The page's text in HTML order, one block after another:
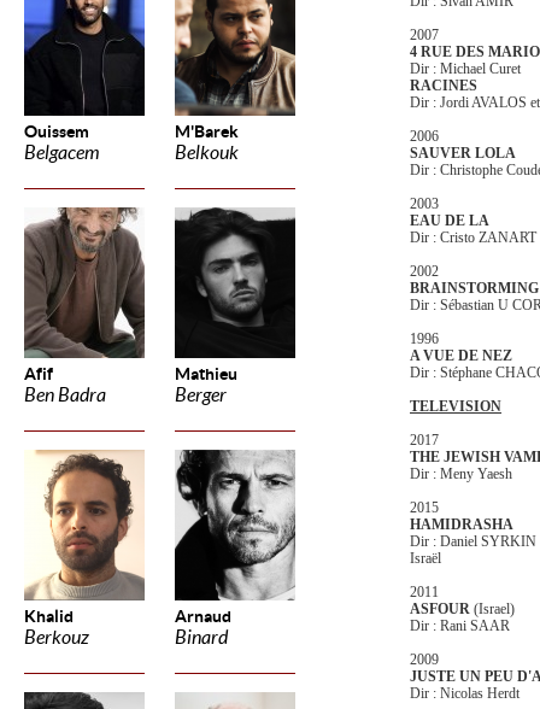
Ouissem
Belgacem
M'Barek
Belkouk
Afif
Ben Badra
Mathieu
Berger
Khalid
Berkouz
Arnaud
Binard
2007
4 RUE DES
Dir : Michael Curet
RACINES
Dir : Jordi AVALOS
2006
SAUVER LOLA
Dir : Christophe
2003
EAU DE LA
Dir : Cristo ZANART
2002
BRAINSTORMING
Dir : Sébastian U
1996
A VUE DE NEZ
Dir : Stéphane
TELEVISION
2017
THE JEWISH
Dir : Meny Yaesh
2015
HAMIDRASHA
Dir : Daniel SYRKIN
Israël
2011
ASFOUR (Israel)
Dir : Rani SAAR
2009
JUSTE UN PEU
Dir : Nicolas Herdt